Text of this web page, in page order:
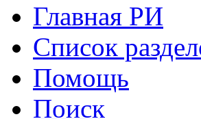
Главная РИ
Список
Помощь
Поиск